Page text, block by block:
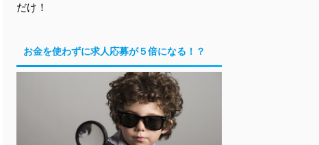
だけ！
お金を使わずに求人応募が５倍になる！？